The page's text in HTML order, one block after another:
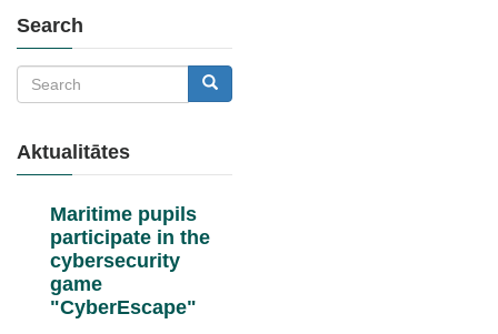
Search
Search Search
Aktualitātes
Maritime pupils
participate in the
cybersecurity
game
"CyberEscape"